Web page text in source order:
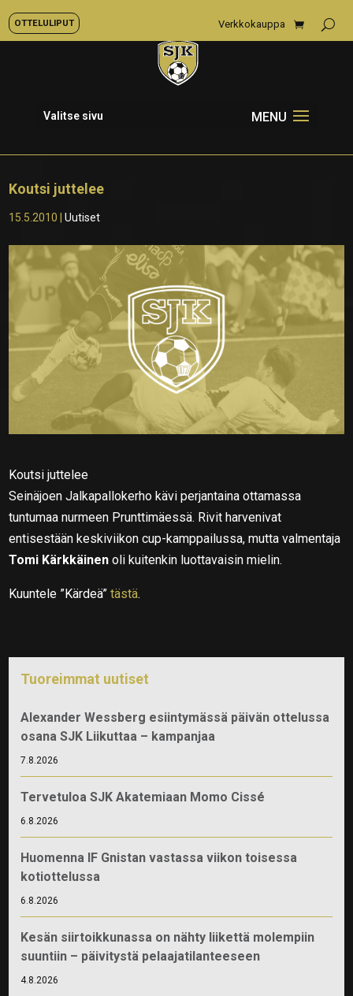
OTTELULIPUT Verkkokauppa
Valitse sivu
Koutsi juttelee
15.5.2010 |Uutiset
Koutsi juttelee
Seinäjoen Jalkapallokerho kävi perjantaina ottamassa
tuntumaa nurmeen Prunttimäessä. Rivit harvenivat
entisestään keskiviikon cup-kamppailussa, mutta valmentaja
Tomi Kärkkäinen oli kuitenkin luottavaisin mielin.
Kuuntele ”Kärdeä”tästä.
Tuoreimmat uutiset
Alexander Wessberg esiintymässä päivän ottelussa
osana SJK Liikuttaa – kampanjaa
7.8.2026
Tervetuloa SJK Akatemiaan Momo Cissé
6.8.2026
Huomenna IF Gnistan vastassa viikon toisessa
kotiottelussa
6.8.2026
Kesän siirtoikkunassa on nähty liikettä molempiin
suuntiin – päivitystä pelaajatilanteeseen
4.8.2026